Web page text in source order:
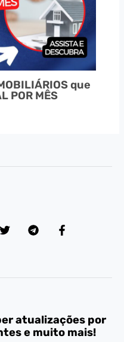
que
POR MÊS
atualizações por
e muito mais!